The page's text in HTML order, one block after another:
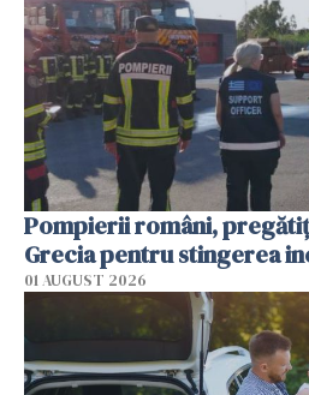
Pompierii români,
Grecia pentru stingerea
01 AUGUST 2026